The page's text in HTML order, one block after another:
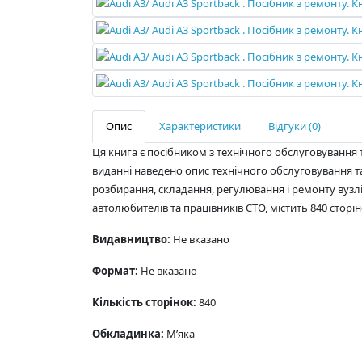
Опис Характеристики
Відгуки (0)
Ця книга є посібником з технічного
виданні наведено опис технічного обслуговування
розбирання, складання, регулювання і ремонту
автолюбителів та працівників СТО, містить 840
Видавництво: Не вказано
Формат: Не вказано
Кількість сторінок: 840
Обкладинка: М’яка